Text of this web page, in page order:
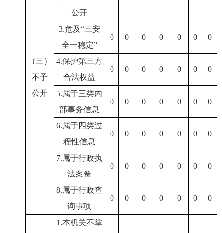
（三）
不予
公开
公开
3.危及“三安
全一稳定”
0 0 0 0 0 0 0
4.保护第三方
合法权益
0 0 0 0 0 0 0
5.属于三类内
部事务信息
0 0 0 0 0 0 0
6.属于四类过
程性信息
0 0 0 0 0 0 0
7.属于行政执
法案卷
0 0 0 0 0 0 0
8.属于行政查
询事项
0 0 0 0 0 0 0
1.本机关不掌